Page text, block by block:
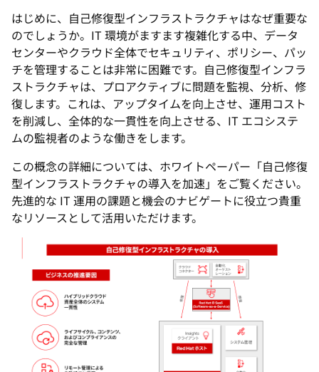
はじめに、自己修復型インフラストラクチャはなぜ重要な
のでしょうか。IT 環境がますます複雑化する中、データ
センターやクラウド全体でセキュリティ、ポリシー、パッ
チを管理することは非常に困難です。自己修復型インフラ
ストラクチャは、プロアクティブに問題を監視、分析、修
復します。これは、アップタイムを向上させ、運用コスト
を削減し、全体的な一貫性を向上させる、IT エコシステ
ムの監視者のような働きをします。
この概念の詳細については、ホワイトペーパー「自己修復
型インフラストラクチャの導入を加速」をご覧ください。
先進的な IT 運用の課題と機会のナビゲートに役立つ貴重
なリソースとして活用いただけます。